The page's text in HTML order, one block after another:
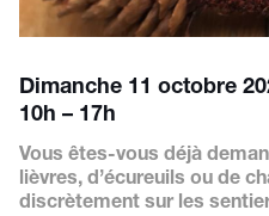
Dimanche 11 octobre
10h – 17h
Vous êtes-vous déjà
lièvres, d’écureuils ou de
discrètement sur les